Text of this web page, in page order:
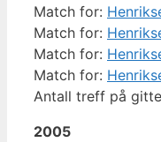
Match for:
Match for:
Match for:
Match for:
Antall treff på
2005